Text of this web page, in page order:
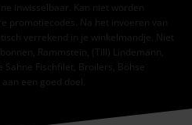
inwisselbaar. Kan niet worden
promotiecodes. Na het invoeren van
verrekend in je winkelmandje. Niet
Rammstein, (Till) Lindemann,
Sahne Fischfilet, Broilers, Böhse
een goed doel.